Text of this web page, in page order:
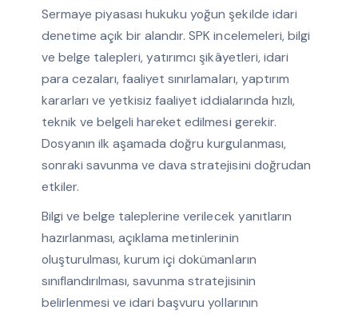
Sermaye piyasası hukuku yoğun şekilde idari
denetime açık bir alandır. SPK incelemeleri, bilgi
ve belge talepleri, yatırımcı şikâyetleri, idari
para cezaları, faaliyet sınırlamaları, yaptırım
kararları ve yetkisiz faaliyet iddialarında hızlı,
teknik ve belgeli hareket edilmesi gerekir.
Dosyanın ilk aşamada doğru kurgulanması,
sonraki savunma ve dava stratejisini doğrudan
etkiler.
Bilgi ve belge taleplerine verilecek yanıtların
hazırlanması, açıklama metinlerinin
oluşturulması, kurum içi dokümanların
sınıflandırılması, savunma stratejisinin
belirlenmesi ve idari başvuru yollarının